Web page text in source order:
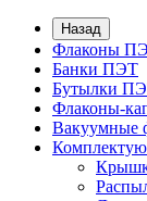
Назад
Флаконы
Банки ПЭТ
Бутылки
Флаконы-
Вакуумные